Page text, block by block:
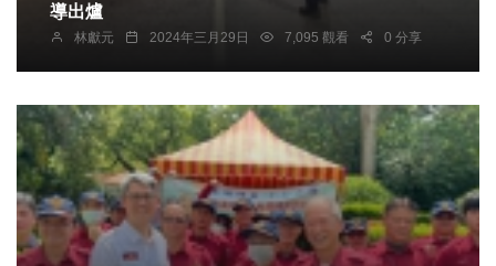
導出爐
林獻元 2024年三月29日 7,095 觀看 0 分享